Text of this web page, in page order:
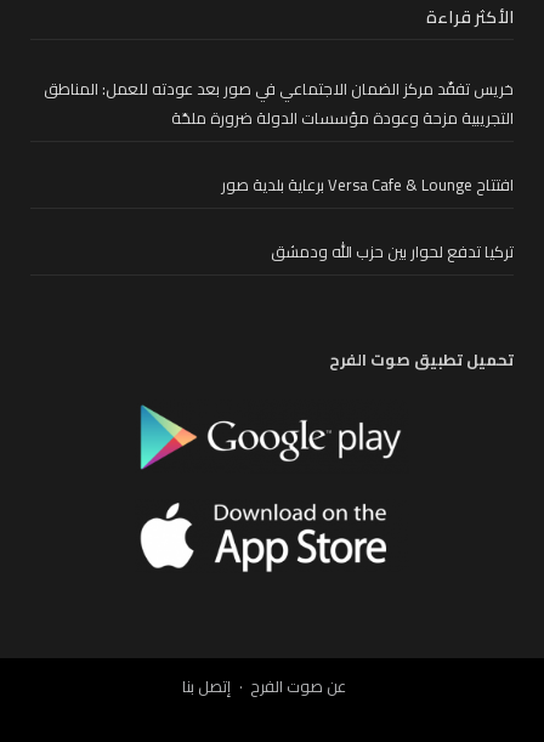
الأكثر قراءة
خريس تفقّد مركز الضمان الاجتماعي في صور بعد عودته للعمل: المناطق
التجريبية مزحة وعودة مؤسسات الدولة ضرورة ملحّة
افتتاح Versa Cafe & Lounge برعاية بلدية صور
تركيا تدفع لحوار بين حزب الله ودمشق
تحميل تطبيق صوت الفرح
عن صوت الفرح إتصل بنا